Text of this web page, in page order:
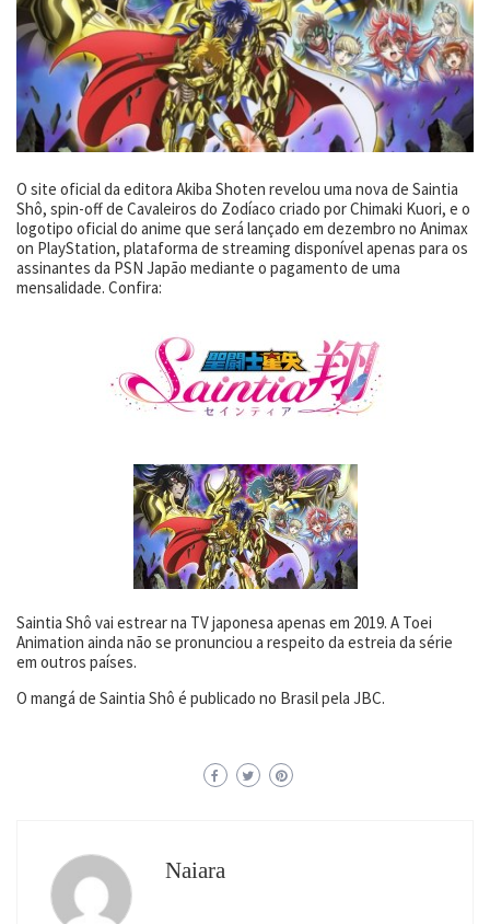
O site oficial da editora Akiba Shoten revelou uma nova de Saintia
Shô, spin-off de Cavaleiros do Zodíaco criado por Chimaki Kuori, e o
logotipo oficial do anime que será lançado em dezembro no Animax
on PlayStation, plataforma de streaming disponível apenas para os
assinantes da PSN Japão mediante o pagamento de uma
mensalidade. Confira:
Saintia Shô vai estrear na TV japonesa apenas em 2019. A Toei
Animation ainda não se pronunciou a respeito da estreia da série
em outros países.
O mangá de Saintia Shô é publicado no Brasil pela JBC.
Naiara